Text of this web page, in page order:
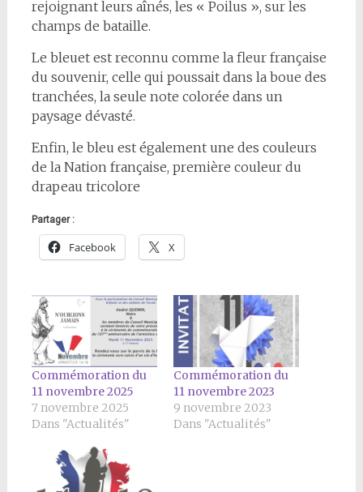
rejoignant leurs aînés, les « Poilus », sur les
champs de bataille.
Le bleuet est reconnu comme la fleur française
du souvenir, celle qui poussait dans la boue des
tranchées, la seule note colorée dans un
paysage dévasté.
Enfin, le bleu est également une des couleurs
de la Nation française, première couleur du
drapeau tricolore
Partager :
Facebook X
Commémoration du
11 novembre 2025
7 novembre 2025
Dans "Actualités"
Commémoration du
11 novembre 2023
9 novembre 2023
Dans "Actualités"